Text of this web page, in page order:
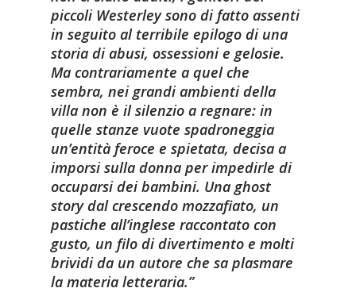
piccoli Westerley sono di fatto assenti
in seguito al terribile epilogo di una
storia di abusi, ossessioni e gelosie.
Ma contrariamente a quel che
sembra, nei grandi ambienti della
villa non è il silenzio a regnare: in
quelle stanze vuote spadroneggia
un’entità feroce e spietata, decisa a
imporsi sulla donna per impedirle di
occuparsi dei bambini. Una ghost
story dal crescendo mozzafiato, un
pastiche all’inglese raccontato con
gusto, un filo di divertimento e molti
brividi da un autore che sa plasmare
la materia letteraria.